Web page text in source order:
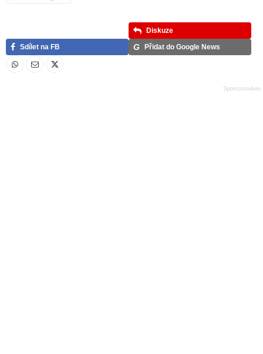
Diskuze
Sdílet na FB
G Přidat do Google News